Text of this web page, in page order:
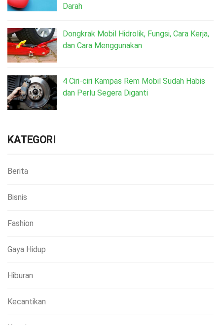
Darah
Dongkrak Mobil Hidrolik, Fungsi, Cara Kerja,
dan Cara Menggunakan
4 Ciri-ciri Kampas Rem Mobil Sudah Habis
dan Perlu Segera Diganti
KATEGORI
Berita
Bisnis
Fashion
Gaya Hidup
Hiburan
Kecantikan